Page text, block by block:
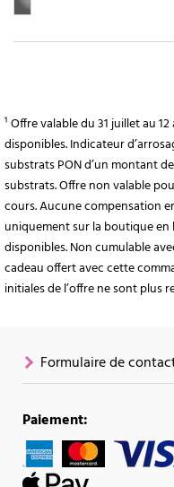
¹ Offre valable du 31 juillet au
disponibles. Indicateur
substrats PON d’un montant
substrats. Offre non valable
cours. Aucune compensation
uniquement sur la boutique en
disponibles. Non cumulable
cadeau offert avec cette
initiales de l’offre ne sont plus
Formulaire de
Paiement: